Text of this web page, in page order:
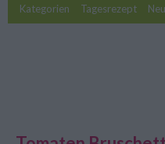
Kategorien Tagesrezept